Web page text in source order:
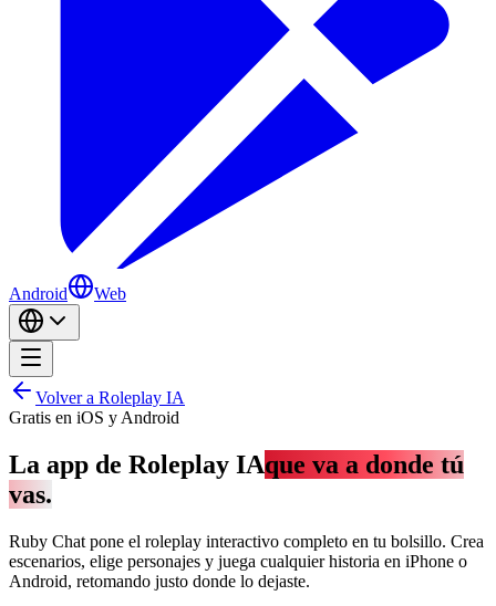
Android Web
Volver a Roleplay IA
Gratis en iOS y Android
La app de Roleplay IAque va a donde tú
vas.
Ruby Chat pone el roleplay interactivo completo en tu bolsillo. Crea
escenarios, elige personajes y juega cualquier historia en iPhone o
Android, retomando justo donde lo dejaste.